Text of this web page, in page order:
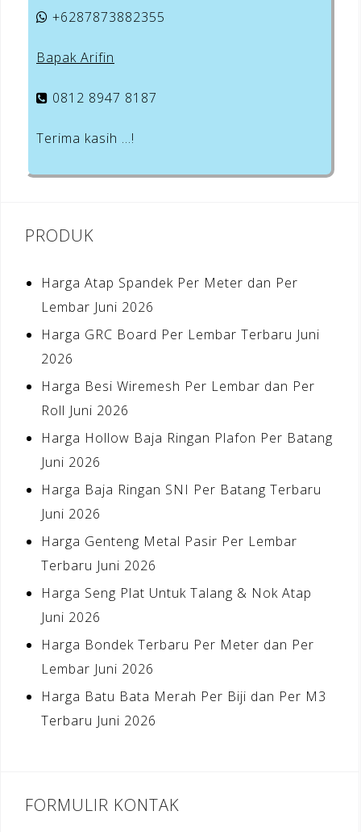
+6287873882355
Bapak Arifin
0812 8947 8187
Terima kasih …!
PRODUK
Harga Atap Spandek Per Meter dan Per
Lembar Juni 2026
Harga GRC Board Per Lembar Terbaru Juni
2026
Harga Besi Wiremesh Per Lembar dan Per
Roll Juni 2026
Harga Hollow Baja Ringan Plafon Per Batang
Juni 2026
Harga Baja Ringan SNI Per Batang Terbaru
Juni 2026
Harga Genteng Metal Pasir Per Lembar
Terbaru Juni 2026
Harga Seng Plat Untuk Talang & Nok Atap
Juni 2026
Harga Bondek Terbaru Per Meter dan Per
Lembar Juni 2026
Harga Batu Bata Merah Per Biji dan Per M3
Terbaru Juni 2026
FORMULIR KONTAK